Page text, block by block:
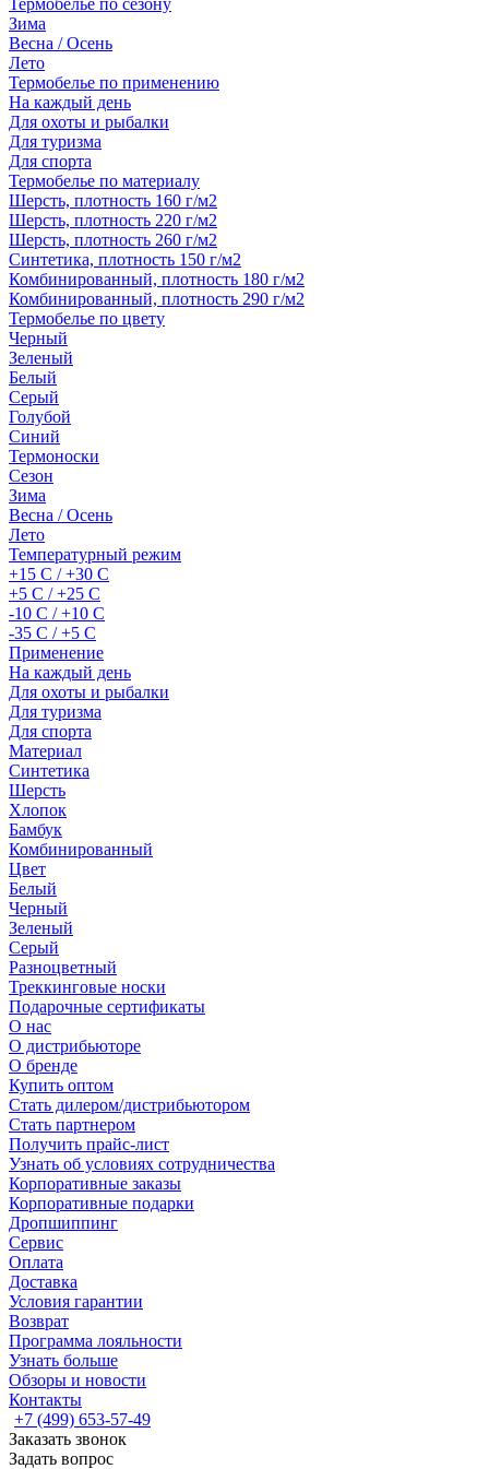
Термобелье по сезону
Зима
Весна / Осень
Лето
Термобелье по применению
На каждый день
Для охоты и рыбалки
Для туризма
Для спорта
Термобелье по материалу
Шерсть, плотность 160 г/м2
Шерсть, плотность 220 г/м2
Шерсть, плотность 260 г/м2
Синтетика, плотность 150 г/м2
Комбинированный, плотность 180 г/м2
Комбинированный, плотность 290 г/м2
Термобелье по цвету
Черный
Зеленый
Белый
Серый
Голубой
Синий
Термоноски
Сезон
Зима
Весна / Осень
Лето
Температурный режим
+15 С / +30 С
+5 С / +25 С
-10 С / +10 С
-35 С / +5 С
Применение
На каждый день
Для охоты и рыбалки
Для туризма
Для спорта
Материал
Синтетика
Шерсть
Хлопок
Бамбук
Комбинированный
Цвет
Белый
Черный
Зеленый
Серый
Разноцветный
Треккинговые носки
Подарочные сертификаты
О нас
О дистрибьюторе
О бренде
Купить оптом
Стать дилером/дистрибьютором
Стать партнером
Получить прайс-лист
Узнать об условиях сотрудничества
Корпоративные заказы
Корпоративные подарки
Дропшиппинг
Сервис
Оплата
Доставка
Условия гарантии
Возврат
Программа лояльности
Узнать больше
Обзоры и новости
Контакты
+7 (499) 653-57-49
Заказать звонок
Задать вопрос